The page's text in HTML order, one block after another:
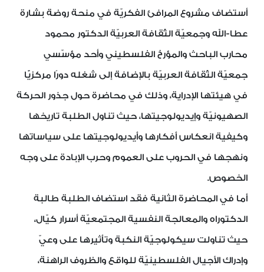
أستضاف مشروع المرافئ الفكريّة في منحة روضة بشارة
عطا-الله وجمعيّة الثّقافة العربيّة الدكتور محمود
محارب الباحث والمؤرخ الفلسطيني وأحد مؤسّسي
جمعيّة الثّقافة العربيّة بالإضافة إلى شغله دورًا مركزيًّا
في هيئتها الإدراية، وذلك في محاضرة حول جذور الحركة
الصهيونيّة وإيديولوجيتها، حيث تناول الطلبة تاريخها
وكيفية انعكاس أفكارها وأيديولوجيتها على سياساتها
ونهجها في الحروب على العموم وحرب الإبادة على وجه
الخصوص.
أما في المحاضرة الثانية فقد استضاف الطلبة طالبة
الدكتوراه والمعالجة النفسية المجتمعيّة أسرار كيّال،
حيث تناولت سيكولوجيّة النكبة وتأثيرها على وعيّ
وإدراك الأجيال الفلسطينيّة للواقع والظروف الراهنة،